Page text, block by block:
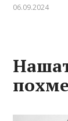
06.09.2024